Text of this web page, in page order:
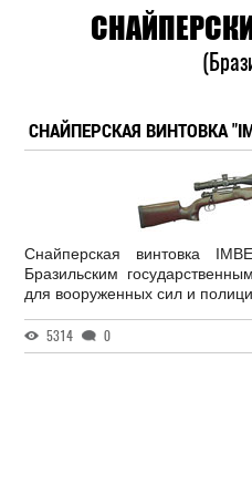
СНАЙПЕРСКАЯ ВИНТОВКА
Снайперская винтовка
Бразильским
для вооруженных сил и
5314 0